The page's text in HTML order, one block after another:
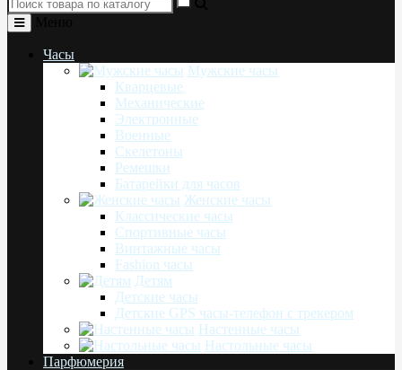
Часы
Мужские часы
Кварцевые
Механические
Электронные
Военные
Скелетоны
Ремешки
Батарейки для часов
Женские часы
Классические часы
Спортивные часы
Винтажные часы
Fashion часы
Детям
Детские часы
Детские GPS часы-телефон с трекером
Настенные часы
Настольные часы
Парфюмерия